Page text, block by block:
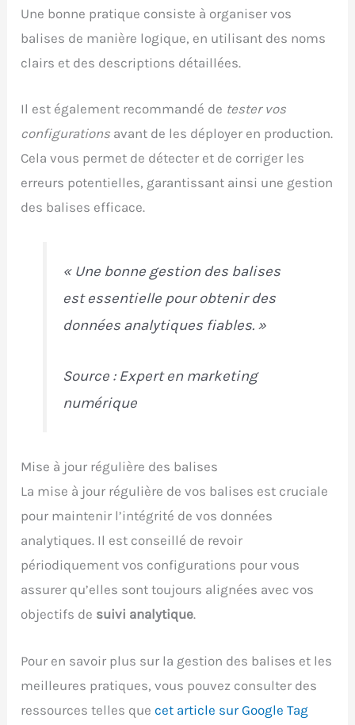
Une bonne pratique consiste à organiser vos
balises de manière logique, en utilisant des noms
clairs et des descriptions détaillées.
Il est également recommandé de tester vos
configurations avant de les déployer en production.
Cela vous permet de détecter et de corriger les
erreurs potentielles, garantissant ainsi une gestion
des balises efficace.
« Une bonne gestion des balises
est essentielle pour obtenir des
données analytiques fiables. »
Source : Expert en marketing
numérique
Mise à jour régulière des balises
La mise à jour régulière de vos balises est cruciale
pour maintenir l’intégrité de vos données
analytiques. Il est conseillé de revoir
périodiquement vos configurations pour vous
assurer qu’elles sont toujours alignées avec vos
objectifs de suivi analytique.
Pour en savoir plus sur la gestion des balises et les
meilleures pratiques, vous pouvez consulter des
ressources telles quecet article sur Google Tag